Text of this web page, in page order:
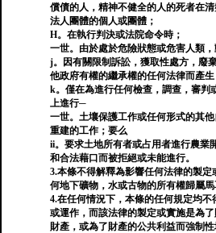
償債的人，精神不健全的人的死者在
法人團體的個人或團體；
H。在執行判決或法院命令時；
一世。由於處於危險狀態或危害人類，
j。因有關限制訴訟，獲取性處方，廢
他政府有權的繼承權的任何法律而產
k。僅在為進行任何檢查，調查，審判
上進行─
一世。土壤保護工作或任何形式的其
重建的工作；要么
ii。要求土地所有者或占用者進行農業
和合法藉口而被拒絕或未能進行。
3.本條不得解釋為影響任何法律的製
何地下礦物，水或古物的所有權歸屬馬
4.在任何情況下，本條的任何規定均
或運作，而該法律的製定或實施是為
財產，或為了財產的公共利益而強制